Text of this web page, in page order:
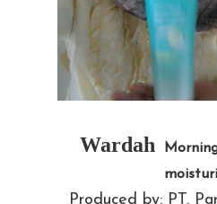
WardahMorning
Produced by: PT.